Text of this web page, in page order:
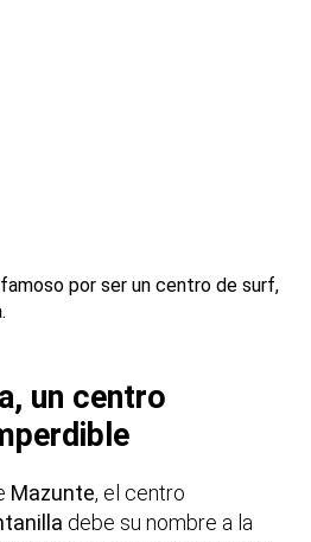
por ser un centro de surf,
un centro
Mazunte, el centro
debe su nombre a la